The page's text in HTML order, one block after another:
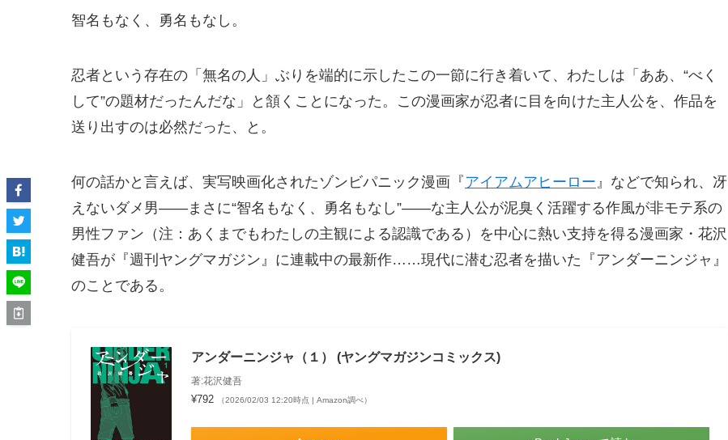
智名もなく、勇名もなし。
忍者という存在の「無名の人」ぶりを端的に示したこの一節に行き着いて、わたしは「ああ、“べく
して”の題材だったんだな」と頷くことになった。この漫画家が忍者に目を向けた主人公を、作品を
送り出すのは必然だった、と。
何の話かと言えば、実写映画化されたゾンビパニック漫画『アイアムアヒーロー』などで知られ、冴
えないダメ男――まさに“智名もなく、勇名もなし”――な主人公が泥臭く活躍する作風が非モテ系の
男性ファン（注：あくまでもわたしの主観による認識である）を中心に熱い支持を得る漫画家・花沢
健吾が『週刊ヤングマガジン』に連載中の最新作……現代に潜む忍者を描いた『アンダーニンジャ』
のことである。
アンダーニンジャ（１） (ヤングマガジンコミックス)
著:花沢健吾
¥792 （2026/02/03 12:20時点 | Amazon調べ）